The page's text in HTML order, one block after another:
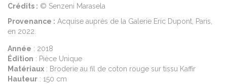
Crédits : © Senzeni Marasela
Provenance : Acquise auprès de la Galerie Eric Dupont, Paris,
en 2022.
Année : 2018
Édition : Pièce Unique
Matériaux : Broderie au fil de coton rouge sur tissu Kaffir
Hauteur : 150 cm